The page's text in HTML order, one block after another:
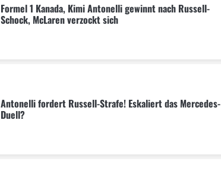
Formel 1 Kanada, Kimi Antonelli gewinnt nach Russell-
Schock, McLaren verzockt sich
Antonelli fordert Russell-Strafe! Eskaliert das Mercedes-
Duell?